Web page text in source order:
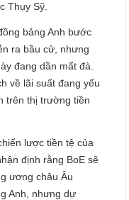
Thụy Sỹ.
bảng Anh bước
ra bầu cử, nhưng
đang dần mất đà.
về lãi suất đang yếu
trên thị trường tiền
lược tiền tệ của
định rằng BoE sẽ
ương châu Âu
Anh, nhưng dự